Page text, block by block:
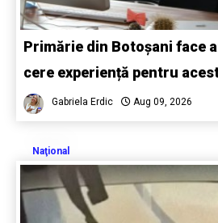
Primărie din Botoșani face
cere experiență pentru
Gabriela Erdic Aug 09, 2026
Naţional